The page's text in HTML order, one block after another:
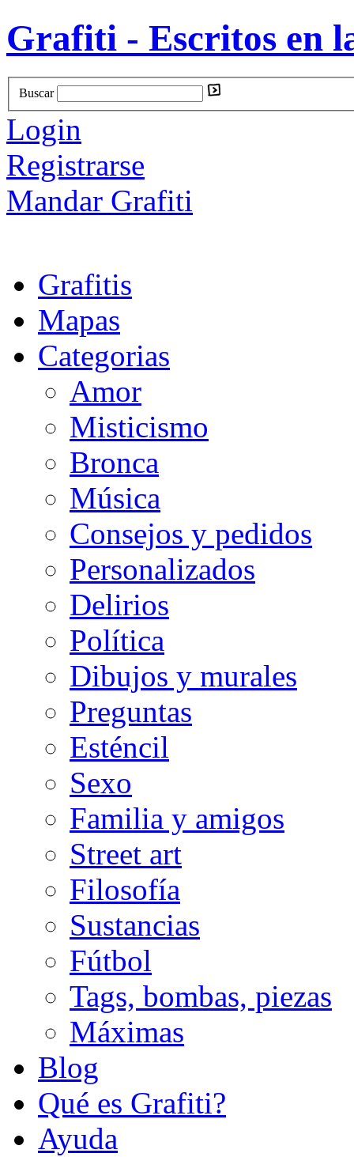
Grafiti - Escritos en
Buscar
Login
Registrarse
Mandar Grafiti
Grafitis
Mapas
Categorias
Amor
Misticismo
Bronca
Música
Consejos y pedidos
Personalizados
Delirios
Política
Dibujos y murales
Preguntas
Esténcil
Sexo
Familia y amigos
Street art
Filosofía
Sustancias
Fútbol
Tags, bombas, piezas
Máximas
Blog
Qué es Grafiti?
Ayuda